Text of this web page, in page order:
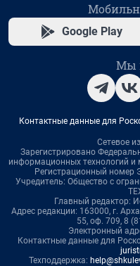
Google Play
Мы
Контактные данные для
Сетевое
Зарегистрировано
информационных технологий
Регистрационный номер
Учредитель: Общество с
Главный редактор:
Адрес редакции: 163000, г.
55, оф. 709, 8
Электронный
Контактные данные для
Техподдержка: